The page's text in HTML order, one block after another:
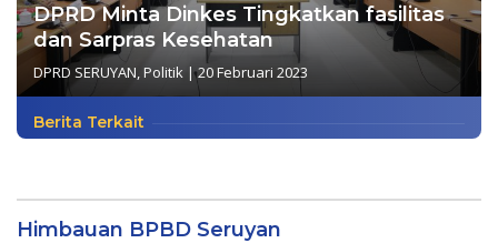
DPRD Minta Dinkes Tingkatkan fasilitas
dan Sarpras Kesehatan
DPRD SERUYAN,Politik |20 Februari 2023
Berita Terkait
Himbauan BPBD Seruyan